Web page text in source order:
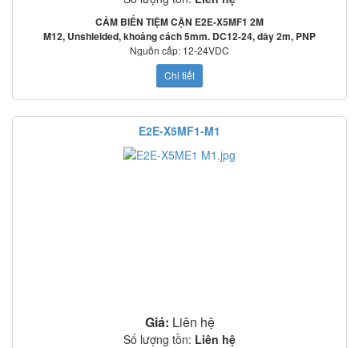
CẢM BIẾN TIỆM CẬN E2E-X5MF1 2M
M12, Unshielded, khoảng cách 5mm. DC12-24, dây 2m, PNP
Nguồn cấp: 12-24VDC
Tần số đáp ứng: 2000Hz
Mạch bảo vệ: Ngược cực cấp nguồn, quá áp tức thời, ngắn mạch ngõ ra
Nhiệt độ làm việc: -25
Tiêu chuẩn: IEC60529: IP67
HƯỚNG DẪN ĐẤU DÂY:
Chi tiết
E2E-X5MF1-M1
Giá: Liên hệ
Số lượng tồn: Liên hệ